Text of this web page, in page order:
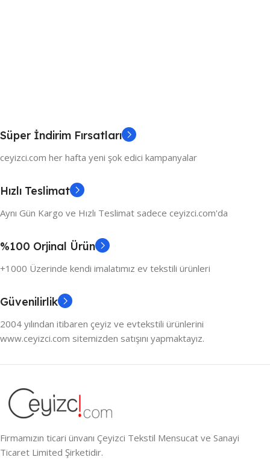
Süper İndirim Fırsatları
ceyizci.com her hafta yeni şok edici kampanyalar
Hızlı Teslimat
Aynı Gün Kargo ve Hızlı Teslimat sadece ceyizci.com'da
%100 Orjinal Ürün
+1000 Üzerinde kendi imalatımız ev tekstili ürünleri
Güvenilirlik
2004 yılından itibaren çeyiz ve evtekstili ürünlerini
www.ceyizci.com sitemizden satışını yapmaktayız.
Firmamızın ticari ünvanı Çeyizci Tekstil Mensucat ve Sanayi
Ticaret Limited Şirketidir.